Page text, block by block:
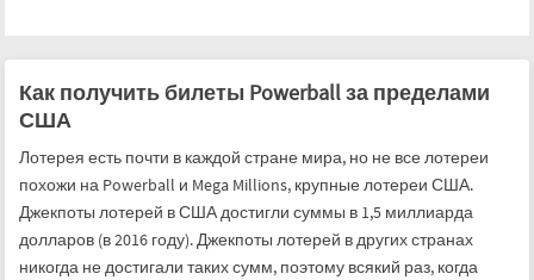
Как получить билеты Powerball за пределами
США
Лотерея есть почти в каждой стране мира, но не все лотереи
похожи на Powerball и Mega Millions, крупные лотереи США.
Джекпоты лотерей в США достигли суммы в 1,5 миллиарда
долларов (в 2016 году). Джекпоты лотерей в других странах
никогда не достигали таких сумм, поэтому всякий раз, когда